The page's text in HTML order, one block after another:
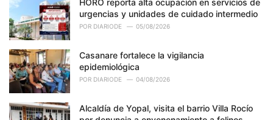
HORO reporta alta ocupación en servicios de
urgencias y unidades de cuidado intermedio
POR DIARIODE 05/08/2026
Casanare fortalece la vigilancia
epidemiológica
POR DIARIODE 04/08/2026
Alcaldía de Yopal, visita el barrio Villa Rocío